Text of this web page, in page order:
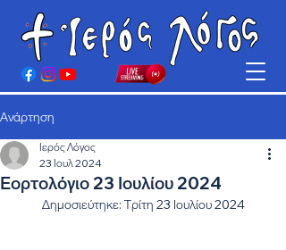
Ανάρτηση
Εορτολόγιο 23 Ιουλίου 2024
Ιερός Λόγος
23 Ιουλ 2024
Δημοσιεύτηκε: Τρίτη 23 Ιουλίου 2024